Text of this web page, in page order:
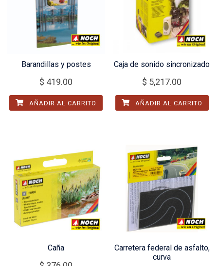
Barandillas y postes
$ 419.00
AÑADIR AL CARRITO
Caja de sonido sincronizado
$ 5,217.00
AÑADIR AL CARRITO
Caña
Carretera federal de asfalto,
curva